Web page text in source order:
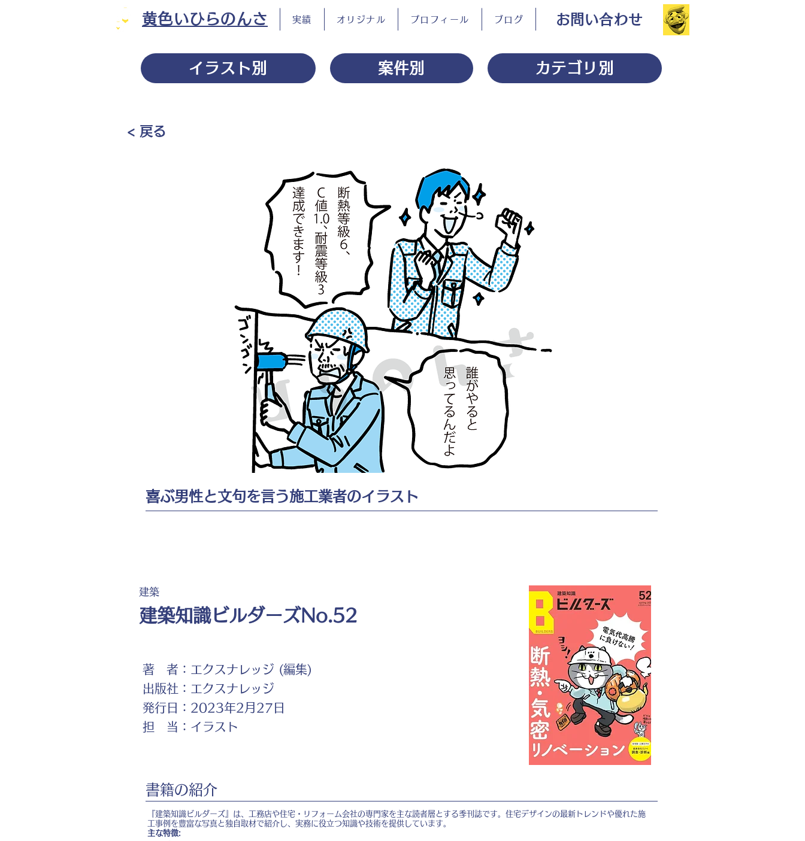
黄色いひらのんさ 実績 オリジナル プロフィール ブログ お問い合わせ
イラスト別 案件別 カテゴリ別
< 戻る
喜ぶ男性と文句を言う施工業者のイラスト
建築
建築知識ビルダーズNo.52
著 者：
出版社：
発行日：
担 当：
エクスナレッジ (編集)
エクスナレッジ
2023年2月27日
イラスト
書籍の紹介
『建築知識ビルダーズ』は、工務店や住宅・リフォーム会社の専門家を主な読者層とする季刊誌です。住宅デザインの最新トレンドや優れた施
工事例を豊富な写真と独自取材で紹介し、実務に役立つ知識や技術を提供しています。
主な特徴: